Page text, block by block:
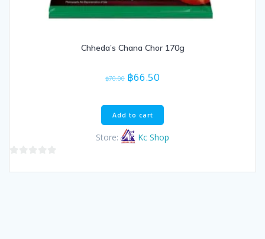
Chheda’s Chana Chor 170g
฿70.00 Original
฿70.00.
฿66.50
Add to cart
Store: Kc Shop